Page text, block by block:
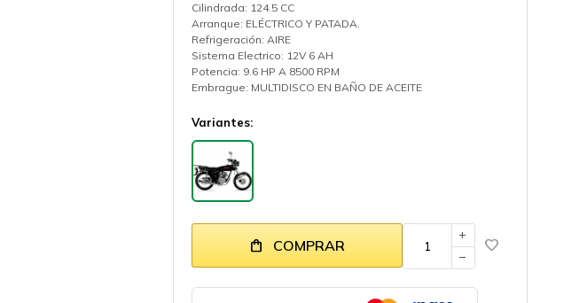
Cilindrada: 124.5 CC
Arranque: ELÉCTRICO Y PATADA.
Refrigeración: AIRE
Sistema Electrico: 12V 6 AH
Potencia: 9.6 HP A 8500 RPM
Embrague: MULTIDISCO EN BAÑO DE ACEITE
Variantes:
COMPRAR
add
remove